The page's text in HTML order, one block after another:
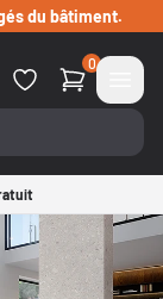
du bâtiment.
0